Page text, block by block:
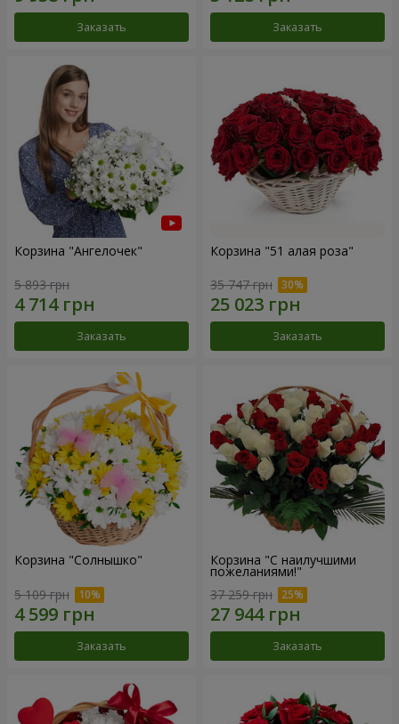
Заказать Заказать
Корзина "Ангелочек"
5 893 грн
Заказать
Корзина "51 алая роза"
35 747 грн
Заказать
Корзина "Солнышко"
5 109 грн
Заказать
Корзина "С наилучшими
пожеланиями!"
37 259 грн
Заказать